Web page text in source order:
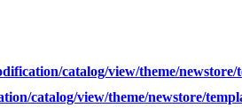
catalog/view/theme/
catalog/view/theme/newstore/